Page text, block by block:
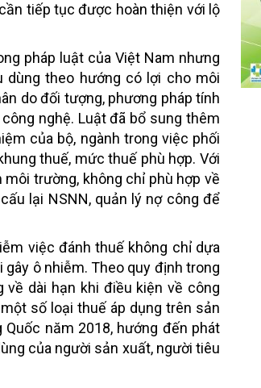
tiếp tục được hoàn thiện với lộ
pháp luật của Việt Nam nhưng
theo hướng có lợi cho môi
do đối tượng, phương pháp tính
nghệ. Luật đã bổ sung thêm
của bộ, ngành trong việc phối
thuế, mức thuế phù hợp. Với
trường, không chỉ phù hợp về
lại NSNN, quản lý nợ công để
việc đánh thuế không chỉ dựa
ô nhiễm. Theo quy định trong
về dài hạn khi điều kiện về công
số loại thuế áp dụng trên sản
năm 2018, hướng đến phát
của người sản xuất, người tiêu